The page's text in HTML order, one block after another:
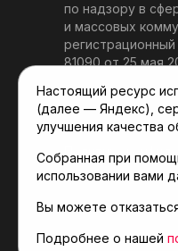
по надзору в
и массовых
81090 от 25 мая
Главный
При
Политика
© 2001-2026
Карта сайта
Настоящий ресурс
(далее — Яндекс),
улучшения качества
Собранная при
использовании вами
Вы можете
Подробнее о нашей